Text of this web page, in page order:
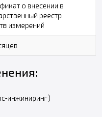
о внесении в
реестр
измерений